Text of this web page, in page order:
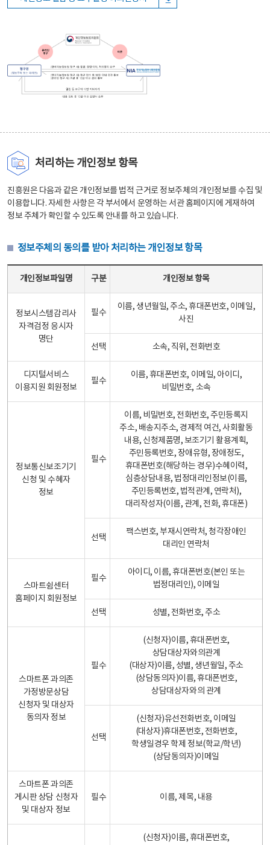
처리하는 개인정보 항목
진흥원은 다음과 같은 개인정보를 법적 근거로 정보주체의 개인정보를 수집 및
이용합니다. 자세한 사항은 각 부서에서 운영하는 서관 홈페이지에 게재하여
정보 주체가 확인할 수 있도록 안내를 하고 있습니다.
정보주체의 동의를 받아 처리하는 개인정보 항목
개인정보파일명 구분 개인정보 항목
정보시스템감리사
자격검정 응시자
명단
필수
이름, 생년월일, 주소, 휴대폰번호, 이메일,
사진
선택 소속, 직위, 전화번호
디지털서비스
이용지원 회원정보
필수
이름, 휴대폰번호, 이메일, 아이디,
비밀번호, 소속
정보통신보조기기
신청 및 수혜자
정보
필수
이름, 비밀번호, 전화번호, 주민등록지
주소, 배송지주소, 경제적 여건, 사회활동
내용, 신청제품명, 보조기기 활용계획,
주민등록번호, 장애유형, 장애정도,
휴대폰번호(해당하는 경우)수혜이력,
심층상담내용, 법정대리인정보(이름,
주민등록번호, 법적관계, 연락처),
대리작성자(이름, 관계, 전화, 휴대폰)
선택
팩스번호, 부재시연락처, 청각장애인
대리인 연락처
스마트쉼센터
홈페이지 회원정보
필수
아이디, 이름, 휴대폰번호(본인 또는
법정대리인), 이메일
선택 성별, 전화번호, 주소
스마트폰 과의존
가정방문상담
신청자 및 대상자
동의자 정보
필수
(신청자)이름, 휴대폰번호,
상담대상자와의관계
(대상자)이름, 성별, 생년월일, 주소
(상담동의자)이름, 휴대폰번호,
상담대상자와의 관계
선택
(신청자)유선전화번호, 이메일
(대상자)휴대폰번호, 전화번호,
학생일경우 학제 정보(학교/학년)
(상담동의자)이메일
스마트폰 과의존
게시판 상담 신청자
및 대상자 정보
필수 이름, 제목, 내용
(신청자)이름, 휴대폰번호,